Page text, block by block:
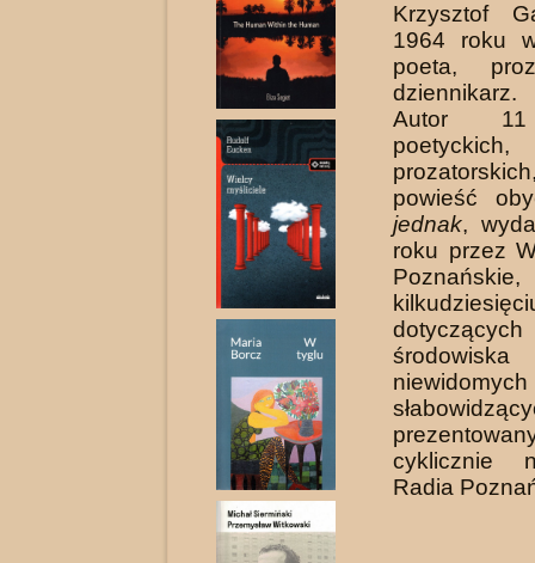
Krzysztof
1964 roku
poeta,
dziennikarz.
Autor
powieść
jednak,
roku przez
cyklicznie
Radia